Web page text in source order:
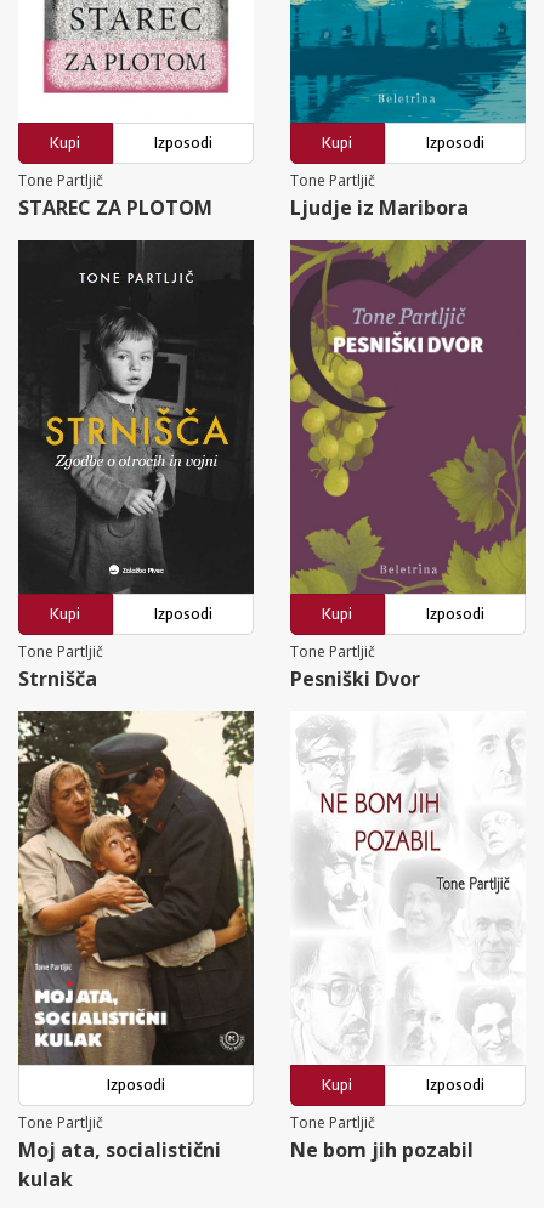
Kupi
Izposodi
Tone Partljič
STAREC ZA PLOTOM
Kupi
Izposodi
Tone Partljič
Ljudje iz Maribora
Kupi
Izposodi
Tone Partljič
Strnišča
Kupi
Izposodi
Tone Partljič
Pesniški Dvor
Izposodi
Tone Partljič
Moj ata, socialistični
kulak
Kupi
Izposodi
Tone Partljič
Ne bom jih pozabil